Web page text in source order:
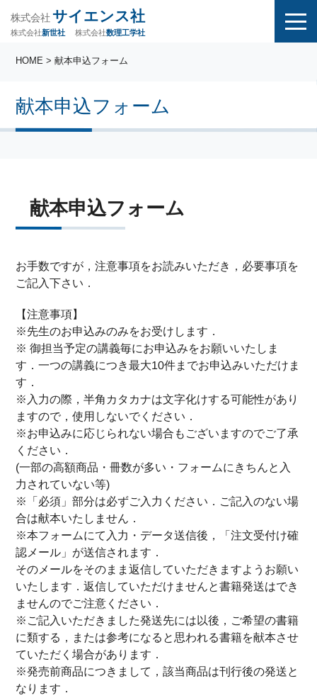
株式会社 サイエンス社
株式会社新世社 株式会社数理工学社
献本申込フォーム
HOME > 献本申込フォーム
献本申込フォーム
お手数ですが，注意事項をお読みいただき，必要事項を
ご記入下さい．
【注意事項】
※先生のお申込みのみをお受けします．
※ 御担当予定の講義毎にお申込みをお願いいたしま
す．一つの講義につき最大10件までお申込みいただけま
す．
※入力の際，半角カタカナは文字化けする可能性があり
ますので，使用しないでください．
※お申込みに応じられない場合もございますのでご了承
ください．
(一部の高額商品・冊数が多い・フォームにきちんと入
力されていない等)
※「必須」部分は必ずご入力ください．ご記入のない場
合は献本いたしません．
※本フォームにて入力・データ送信後，「注文受付け確
認メール」が送信されます．
そのメールをそのまま返信していただきますようお願い
いたします．返信していただけませんと書籍発送はでき
ませんのでご注意ください．
※ご記入いただきました発送先には以後，ご希望の書籍
に類する，または参考になると思われる書籍を献本させ
ていただく場合があります．
※発売前商品につきまして，該当商品は刊行後の発送と
なります．